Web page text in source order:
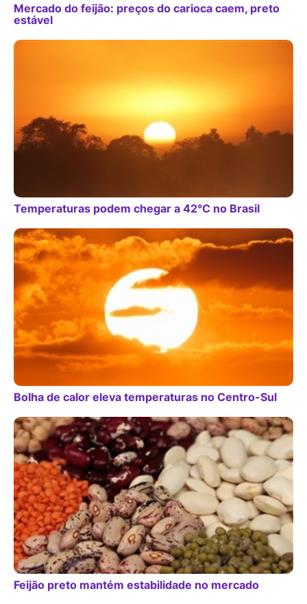
Mercado do feijão: preços do carioca caem, preto
estável
Temperaturas podem chegar a 42°C no Brasil
Bolha de calor eleva temperaturas no Centro-Sul
Feijão preto mantém estabilidade no mercado